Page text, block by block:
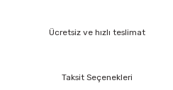
Ücretsiz ve hızlı teslimat
Taksit Seçenekleri